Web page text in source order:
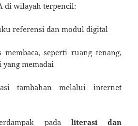
di wilayah terpencil:
referensi dan modul digital
seperti ruang tenang,
memadai
tambahan melalui internet
pada literasi dan